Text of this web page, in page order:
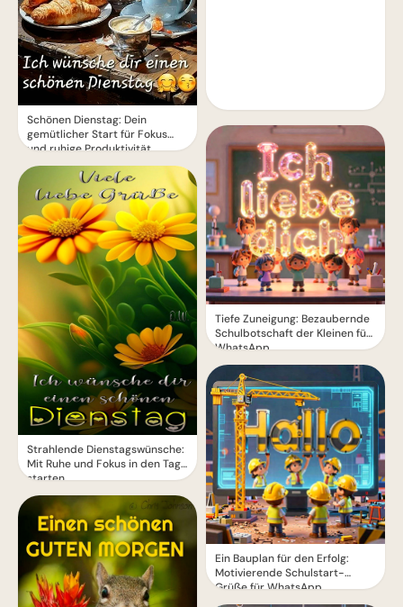
Schönen Dienstag: Dein
gemütlicher Start für Fokus
und ruhige Produktivität
Strahlende Dienstagswünsche:
Mit Ruhe und Fokus in den Tag
starten
Tiefe Zuneigung: Bezaubernde
Schulbotschaft der Kleinen für
WhatsApp
Ein Bauplan für den Erfolg:
Motivierende Schulstart-
Grüße für WhatsApp